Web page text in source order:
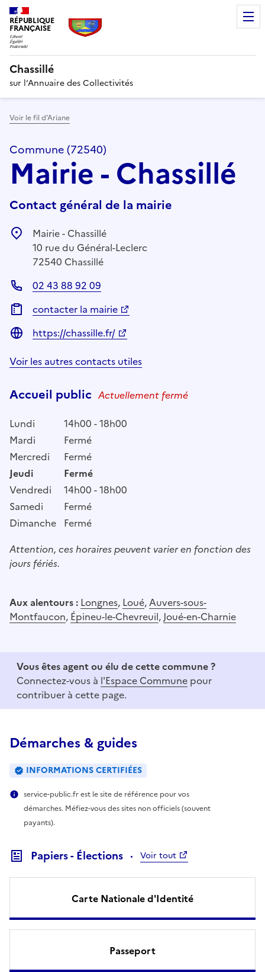
RÉPUBLIQUE
FRANÇAISE
Chassillé
sur l’Annuaire des Collectivités
Voir le fil d’Ariane
Commune (72540)
Mairie - Chassillé
Contact général de la mairie
Mairie - Chassillé
10 rue du Général-Leclerc
72540 Chassillé
02 43 88 92 09
contacter la mairie
https://chassille.fr/
Voir les autres contacts utiles
Accueil public Actuellement fermé
Lundi
14h00 - 18h00
Mardi
Fermé
Mercredi
Fermé
Jeudi
Fermé
Vendredi
14h00 - 18h00
Samedi
Fermé
Dimanche Fermé
Attention, ces horaires peuvent varier en fonction des
jours fériés.
Aux alentours : Longnes, Loué,Auvers-sous-
Montfaucon, Épineu-le-Chevreuil, Joué-en-Charnie
Vous êtes agent ou élu de cette commune ?
Connectez-vous à l'Espace Commune pour
contribuer à cette page.
Démarches & guides
INFORMATIONS CERTIFIÉES
service-public.fr est le site de référence pour vos
démarches. Méfiez-vous des sites non officiels (souvent
payants).
Papiers - Élections Voir tout
Carte Nationale d'Identité
Passeport